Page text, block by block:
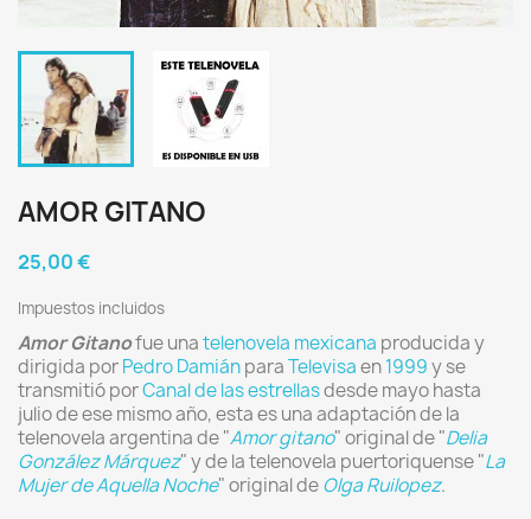
AMOR GITANO
25,00 €
Impuestos incluidos
Amor Gitanofue unatelenovela mexicana producida y
dirigida porPedro DamiánparaTelevisaen1999y se
transmitió porCanal de las estrellasdesde mayo hasta
julio de ese mismo año, esta es una adaptación de la
telenovela argentina de "Amor gitano" original de "Delia
González Márquez" y de la telenovela puertoriquense "La
Mujer de Aquella Noche" original deOlga Ruilopez.